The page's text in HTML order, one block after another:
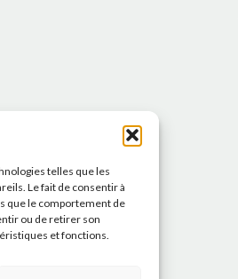
telles que les
Le fait de consentir à
que le comportement de
ou de retirer son
et fonctions.